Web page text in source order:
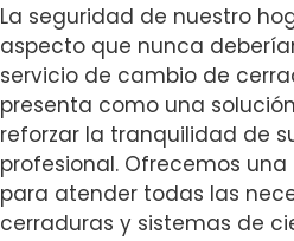
La seguridad de nuestro
aspecto que nunca
servicio de cambio de
presenta como una
reforzar la tranquilidad de
profesional. Ofrecemos
para atender todas las
cerraduras y sistemas de